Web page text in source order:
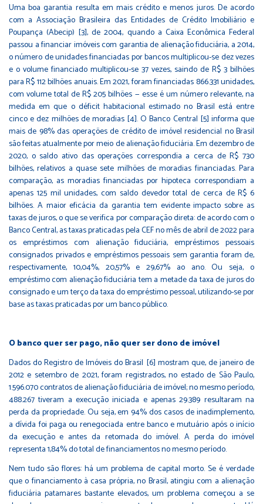
Uma boa garantia resulta em mais crédito e menos juros. De acordo
com a Associação Brasileira das Entidades de Crédito Imobiliário e
Poupança (Abecip) [3], de 2004, quando a Caixa Econômica Federal
passou a financiar imóveis com garantia de alienação fiduciária, a 2014,
o número de unidades financiadas por bancos multiplicou-se dez vezes
e o volume financiado multiplicou-se 37 vezes, saindo de R$ 3 bilhões
para R$ 112 bilhões anuais. Em 2021, foram financiadas 866.331 unidades,
com volume total de R$ 205 bilhões — esse é um número relevante, na
medida em que o déficit habitacional estimado no Brasil está entre
cinco e dez milhões de moradias [4]. O Banco Central [5] informa que
mais de 98% das operações de crédito de imóvel residencial no Brasil
são feitas atualmente por meio de alienação fiduciária. Em dezembro de
2020, o saldo ativo das operações correspondia a cerca de R$ 730
bilhões, relativos a quase sete milhões de moradias financiadas. Para
comparação, as moradias financiadas por hipoteca correspondiam a
apenas 125 mil unidades, com saldo devedor total de cerca de R$ 6
bilhões. A maior eficácia da garantia tem evidente impacto sobre as
taxas de juros, o que se verifica por comparação direta: de acordo com o
Banco Central, as taxas praticadas pela CEF no mês de abril de 2022 para
os empréstimos com alienação fiduciária, empréstimos pessoais
consignados privados e empréstimos pessoais sem garantia foram de,
respectivamente, 10,04%, 20,57% e 29,67% ao ano. Ou seja, o
empréstimo com alienação fiduciária tem a metade da taxa de juros do
consignado e um terço da taxa do empréstimo pessoal, utilizando-se por
base as taxas praticadas por um banco público.
O banco quer ser pago, não quer ser dono de imóvel
Dados do Registro de Imóveis do Brasil [6] mostram que, de janeiro de
2012 e setembro de 2021, foram registrados, no estado de São Paulo,
1.596.070 contratos de alienação fiduciária de imóvel; no mesmo período,
488.267 tiveram a execução iniciada e apenas 29.389 resultaram na
perda da propriedade. Ou seja, em 94% dos casos de inadimplemento,
a dívida foi paga ou renegociada entre banco e mutuário após o início
da execução e antes da retomada do imóvel. A perda do imóvel
representa 1,84% do total de financiamentos no mesmo período.
Nem tudo são flores: há um problema de capital morto. Se é verdade
que o financiamento à casa própria, no Brasil, atingiu com a alienação
fiduciária patamares bastante elevados, um problema começou a se